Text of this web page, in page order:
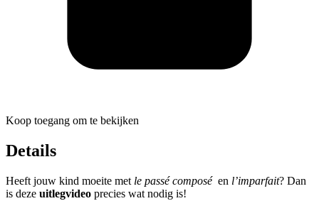
Koop toegang om te bekijken
Details
Heeft jouw kind moeite met le passé composé en l’imparfait? Dan
is deze uitlegvideo precies wat nodig is!